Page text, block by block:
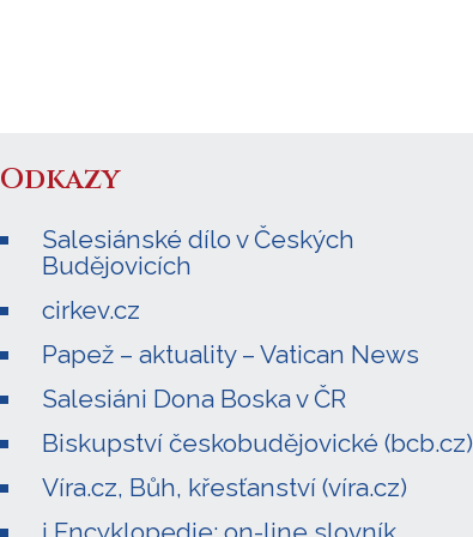
Odkazy
Salesiánské dílo v Českých
Budějovicích
cirkev.cz
Papež – aktuality – Vatican News
Salesiáni Dona Boska v ČR
Biskupství českobudějovické (bcb.cz)
Víra.cz, Bůh, křesťanství (víra.cz)